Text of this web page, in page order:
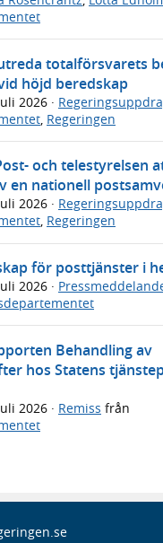
totalförsvarets
höjd beredskap
2026 ·
Regeringen
och telestyrelsen
en nationell
2026 ·
, Regeringen
för posttjänster i
2026 ·
Behandling av
hos Statens
2026 · Remiss från